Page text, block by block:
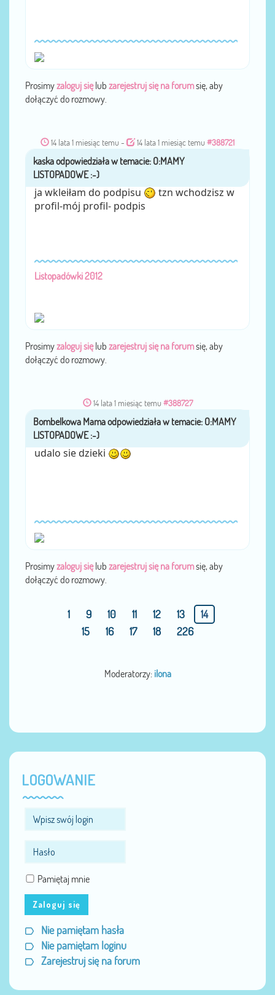
Prosimyzaloguj sięlub zarejestruj się na forumsię, aby
dołączyć do rozmowy.
14 lata 1 miesiąc temu - 14 lata 1 miesiąc temu #388721
przezkaska
ja wkleiłam do podpisu
tzn wchodzisz w
profil-mój profil- podpis
Listopadówki 2012
Prosimyzaloguj sięlub zarejestruj się na forumsię, aby
dołączyć do rozmowy.
14 lata 1 miesiąc temu #388727
przezBombelkowa Mama
udalo sie dzieki
Prosimyzaloguj sięlub zarejestruj się na forumsię, aby
dołączyć do rozmowy.
1 9 10 11 12 13
14
15
16 17 18 226
Moderatorzy: ilona
LOGOWANIE
Pamiętaj mnie
Zaloguj się
Nie pamiętam hasła
Nie pamiętam loginu
Zarejestruj się na forum